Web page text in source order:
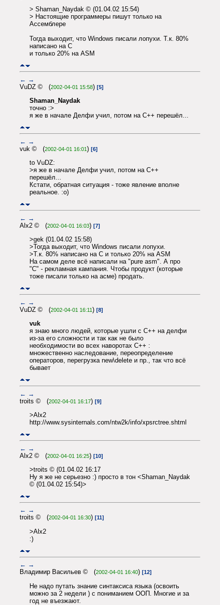
> Shaman_Naydak © (01.04.02 15:54)
> Настоящие программеры пишут только на
Ассемблере
Тогда выходит, что Windows писали лопухи. Т.к. 80%
написано на С
и только 20% на ASM
← →
VuDZ © (2002-04-01 15:58) [5]
Shaman_Naydak
точно :>
я же в начале Делфи учил, потом на С++ перешёл...
← →
vuk © (2002-04-01 16:01) [6]
to VuDZ:
>я же в начале Делфи учил, потом на С++
перешёл...
Кстати, обратная ситуация - тоже явление вполне
реальное. :o)
← →
Alx2 © (2002-04-01 16:03) [7]
>gek (01.04.02 15:58)
>Тогда выходит, что Windows писали лопухи.
>Т.к. 80% написано на С и только 20% на ASM
На самом деле всё написали на "pure asm". А про
"C" - рекламная кампания. Чтобы продукт (которые
тоже писали только на асме) продать.
← →
VuDZ © (2002-04-01 16:11) [8]
vuk
я знаю много людей, которые ушли с С++ на делфи
из-за его сложности и так как не было
необходимости во всех наворотах С++ :
множественно наследование, переопределение
операторов, перегрузка new\delete и пр., так что всё
бывает
← →
troits © (2002-04-01 16:17) [9]
>Alx2
http://www.sysinternals.com/ntw2k/info/xpsrctree.shtml
← →
Alx2 © (2002-04-01 16:25) [10]
>troits © (01.04.02 16:17
Ну я же не серьезно :) просто в тон <Shaman_Naydak
© (01.04.02 15:54)>
← →
troits © (2002-04-01 16:30) [11]
>Alx2
:)
← →
Владимир Васильев © (2002-04-01 16:40) [12]
Не надо путать знание синтаксиса языка (освоить
можно за 2 недели ) с пониманием ООП. Многие и за
год не въезжают.